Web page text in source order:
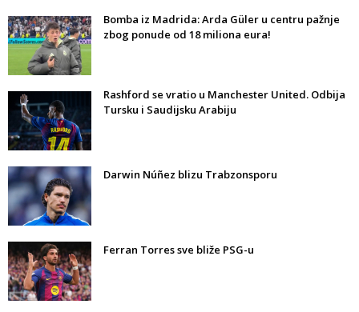
Bomba iz Madrida: Arda Güler u centru pažnje
zbog ponude od 18 miliona eura!
Rashford se vratio u Manchester United. Odbija
Tursku i Saudijsku Arabiju
Darwin Núñez blizu Trabzonsporu
Ferran Torres sve bliže PSG-u